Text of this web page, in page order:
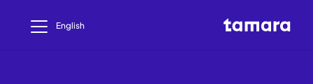
English